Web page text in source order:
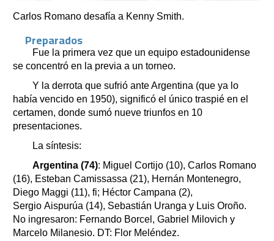
Carlos Romano desafía a Kenny Smith.
Preparados
Fue la primera vez que un equipo estadounidense
se concentró en la previa a un torneo.
Y la derrota que sufrió ante Argentina (que ya lo
había vencido en 1950), significó el único traspié en el
certamen, donde sumó nueve triunfos en 10
presentaciones.
La síntesis:
Argentina (74): Miguel Cortijo (10), Carlos Romano
(16), Esteban Camissassa (21), Hernán Montenegro,
Diego Maggi (11), fi; Héctor Campana (2),
Sergio Aispurúa (14), Sebastián Uranga y Luis Oroño.
No ingresaron: Fernando Borcel, Gabriel Milovich y
Marcelo Milanesio. DT: Flor Meléndez.